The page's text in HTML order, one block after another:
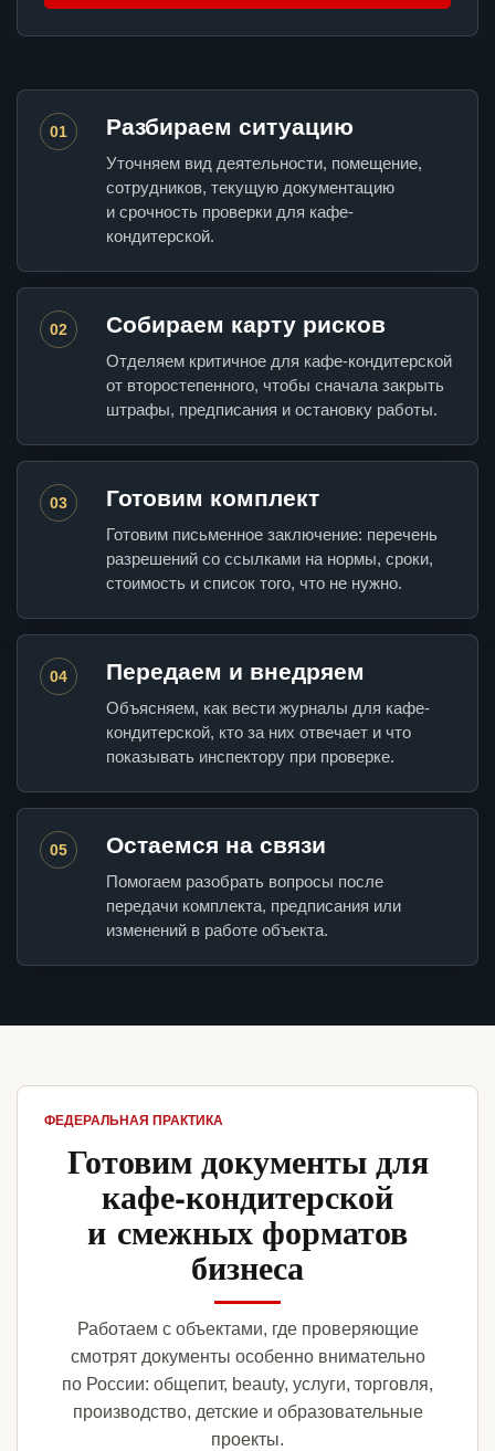
01 Разбираем ситуацию
Уточняем вид деятельности, помещение,
сотрудников, текущую документацию
и срочность проверки для кафе-
кондитерской.
02 Собираем карту рисков
Отделяем критичное для кафе-кондитерской
от второстепенного, чтобы сначала закрыть
штрафы, предписания и остановку работы.
03 Готовим комплект
Готовим письменное заключение: перечень
разрешений со ссылками на нормы, сроки,
стоимость и список того, что не нужно.
04 Передаем и внедряем
Объясняем, как вести журналы для кафе-
кондитерской, кто за них отвечает и что
показывать инспектору при проверке.
05 Остаемся на связи
Помогаем разобрать вопросы после
передачи комплекта, предписания или
изменений в работе объекта.
ФЕДЕРАЛЬНАЯ ПРАКТИКА
Готовим документы для
кафе-кондитерской
и смежных форматов
бизнеса
Работаем с объектами, где проверяющие
смотрят документы особенно внимательно
по России: общепит, beauty, услуги, торговля,
производство, детские и образовательные
проекты.